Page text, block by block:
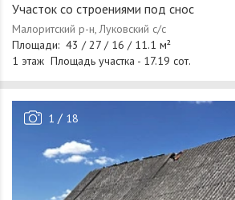
Участок со строениями под снос
1 / 18